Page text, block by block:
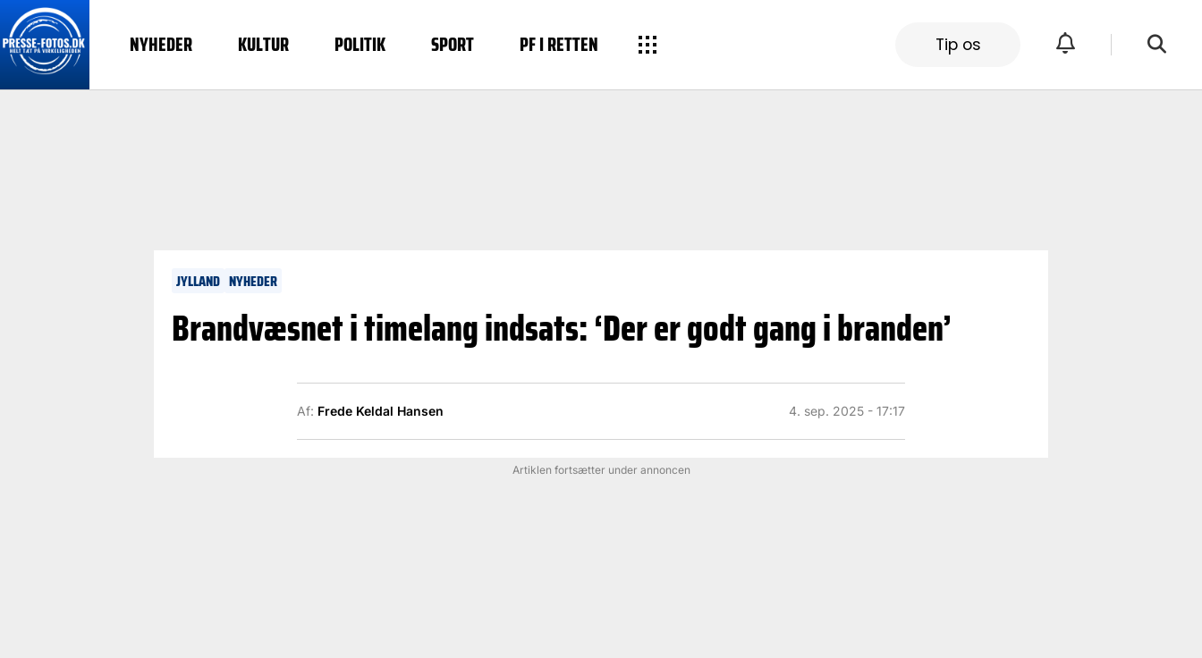
NYHEDER KULTUR POLITIK SPORT PF I RETTEN Tip os
JYLLAND NYHEDER
Brandvæsnet i timelang indsats: ‘Der er godt gang i branden’
Af: Frede Keldal Hansen 4. sep. 2025 - 17:17
Artiklen fortsætter under annoncen